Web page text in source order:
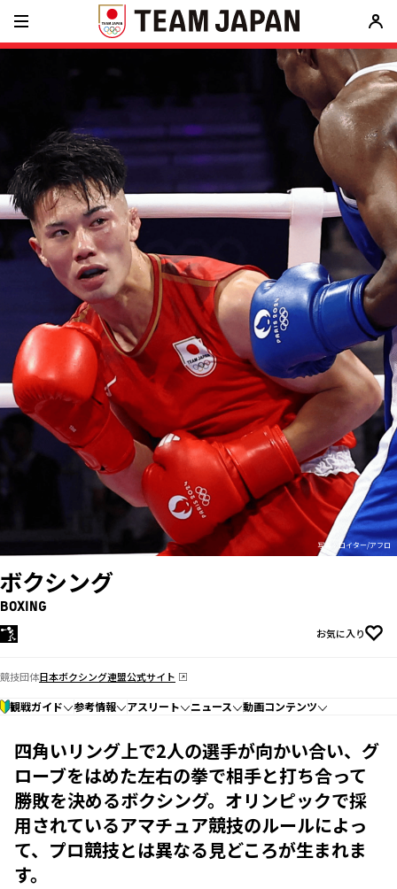
写真：ロイター/アフロ
ボクシング
BOXING
お気に入り
競技団体日本ボクシング連盟公式サイト
観戦ガイド 参考情報 アスリート ニュース 動画コンテンツ
四角いリング上で2人の選手が向かい合い、グ
ローブをはめた左右の拳で相手と打ち合って
勝敗を決めるボクシング。オリンピックで採
用されているアマチュア競技のルールによっ
て、プロ競技とは異なる見どころが生まれま
す。